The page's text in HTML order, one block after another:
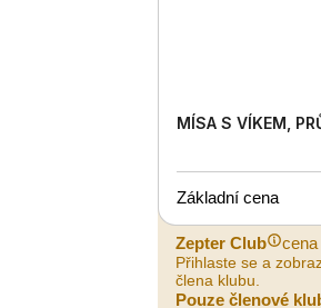
MÍSA S VÍKEM,
Základní cena
Zepter Club cena
Přihlaste se a
člena klubu.
Pouze členové